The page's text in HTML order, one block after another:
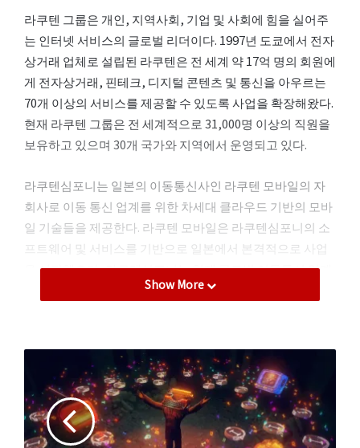
라쿠텐 그룹은 개인, 지역사회, 기업 및 사회에 힘을 실어주
는 인터넷 서비스의 글로벌 리더이다. 1997년 도쿄에서 전자
상거래 업체로 설립된 라쿠텐은 전 세계 약 17억 명의 회원에
게 전자상거래, 핀테크, 디지털 콘텐츠 및 통신을 아우르는
70개 이상의 서비스를 제공할 수 있도록 사업을 확장해왔다.
현재 라쿠텐 그룹은 전 세계적으로 31,000명 이상의 직원을
보유하고 있으며 30개 국가와 지역에서 운영되고 있다.
라쿠텐심포니는 일본의 이동통신사인 라쿠텐 모바일의 자
회사로 이동 통신 업계를 위한 차세대 클라우드 기반의 모바
일 기술들을 제공한다. 라쿠텐 모바일은 라쿠텐심포니의 소
프트웨어 및 서비스를 기반으로 일본에서 본격적으로 사업
을 시작했으며, 라쿠텐심포니는 현재 글로벌 이동통신 업계
에 혁신적인 서비스를 제공하고 있다.
수 계약을 발표하며 한국 시장 본격 진출 의지를 내비친 바
있다. 현재 라쿠텐심포니는 지난 2022년 4월에 서울 강남 오
피스를 정식으로 오픈함에 따라 본격적으로 국내 시장 입지
를 강화하고 있으며, 국내 시장 진출을 위해 전 이스트몹 최
고마케팅책임자 (CMO)와 센디 주식회사의 대표를 역임한
Show More